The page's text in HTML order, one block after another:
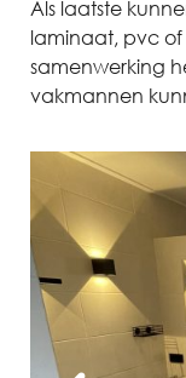
Als laatste
laminaat, pvc
samenwerking
vakmannen